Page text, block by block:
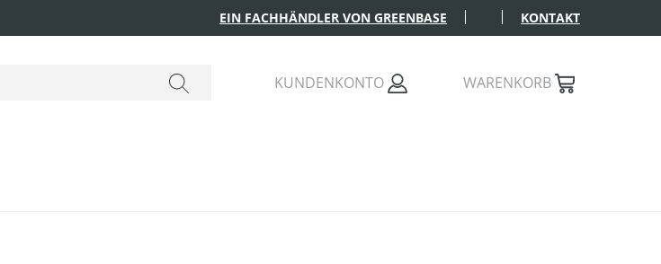
EIN FACHHÄNDLER VON GREENBASE KONTAKT
KUNDENKONTO WARENKORB